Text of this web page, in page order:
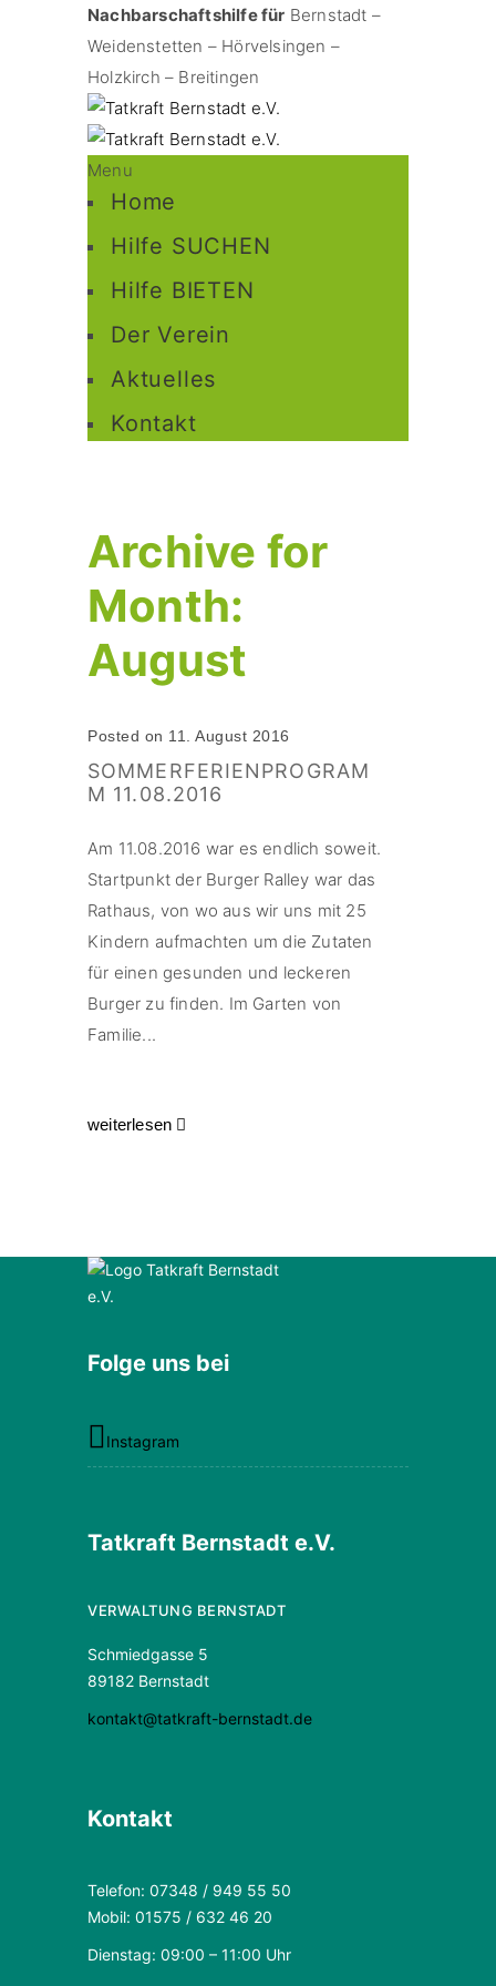
Nachbarschaftshilfe für Bernstadt –
Weidenstetten – Hörvelsingen –
Holzkirch – Breitingen
Menu
Home
Hilfe SUCHEN
Hilfe BIETEN
Der Verein
Aktuelles
Kontakt
Archive for
Month:
August
Posted on 11. August 2016
SOMMERFERIENPROGRAM
M 11.08.2016
Am 11.08.2016 war es endlich soweit.
Startpunkt der Burger Ralley war das
Rathaus, von wo aus wir uns mit 25
Kindern aufmachten um die Zutaten
für einen gesunden und leckeren
Burger zu finden. Im Garten von
Familie...
weiterlesen
Folge uns bei
Instagram
Tatkraft Bernstadt e.V.
VERWALTUNG BERNSTADT
Schmiedgasse 5
89182 Bernstadt
kontakt@tatkraft-bernstadt.de
Kontakt
Telefon: 07348 / 949 55 50
Mobil: 01575 / 632 46 20
Dienstag: 09:00 – 11:00 Uhr